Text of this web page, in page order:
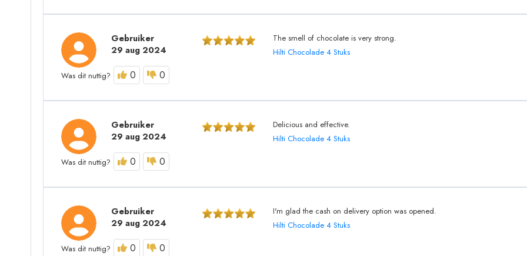
Gebruiker
29 aug 2024
The smell of chocolate is very strong.
Hilti Chocolade 4 Stuks
Was dit nuttig? 0 0
Gebruiker
29 aug 2024
Delicious and effective.
Hilti Chocolade 4 Stuks
Was dit nuttig? 0 0
Gebruiker
29 aug 2024
I'm glad the cash on delivery option was opened.
Hilti Chocolade 4 Stuks
Was dit nuttig? 0 0